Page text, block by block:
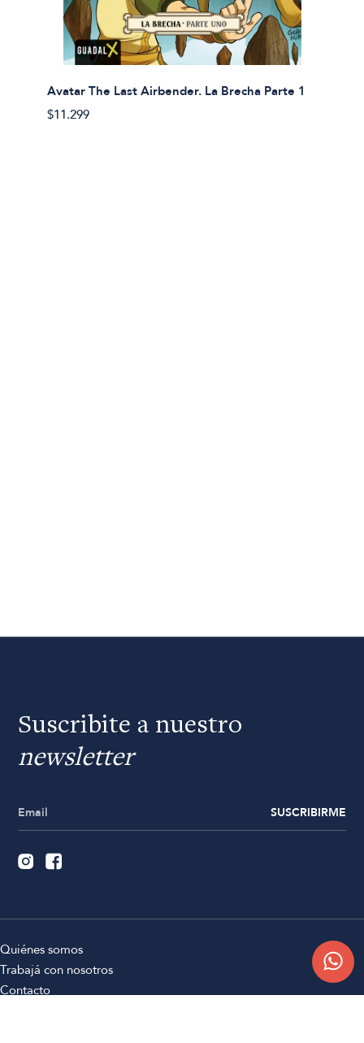
Avatar The Last Airbender. La Brecha Parte 1
$11.299
Suscribite a nuestro
newsletter
SUSCRIBIRME
Quiénes somos
Trabajá con nosotros
Contacto